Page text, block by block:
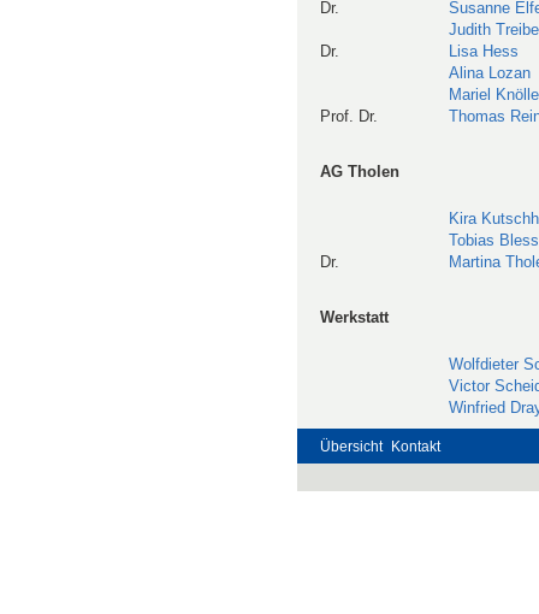
Dr.
Susanne
Judith
Dr.
Lisa Hess
Alina Lozan
Mariel
Prof. Dr.
Thomas
AG Tholen
Kira
Tobias
Dr.
Martina
Werkstatt
Wolfdieter
Victor
Winfried
Übersicht Kontakt